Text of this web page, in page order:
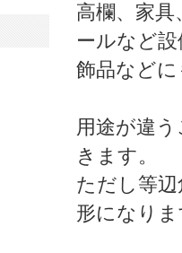
高欄、家
ールなど
飾品など
用途が違
きます。
ただし等
形になり